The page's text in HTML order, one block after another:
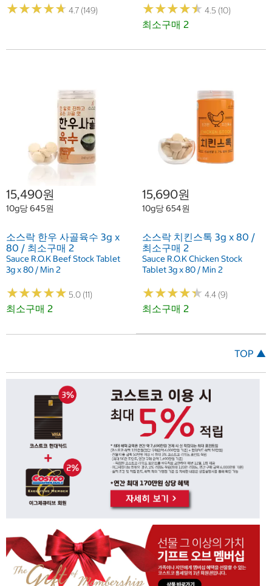
★★★★★
★★★★★ 4.7 (149) ★★★★★
★★★★★ 4.5 (10)
최소구매 2
15,490원
10g당 645원
소스락 한우 사골육수 3g x
80 / 최소구매 2
Sauce R.O.K Beef Stock Tablet
3g x 80 / Min 2
★★★★★
★★★★★ 5.0 (11)
최소구매 2
15,690원
10g당 654원
소스락 치킨스톡 3g x 80 /
최소구매 2
Sauce R.O.K Chicken Stock
Tablet 3g x 80 / Min 2
★★★★★
★★★★★ 4.4 (9)
최소구매 2
TOP ▲